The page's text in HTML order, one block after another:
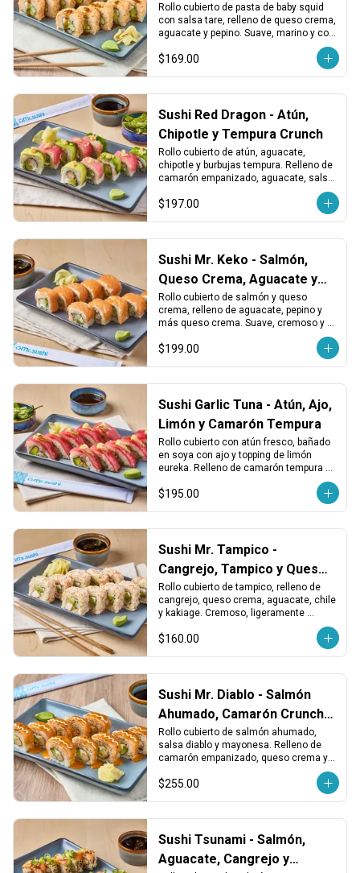
Crema
Rollo cubierto de pasta de baby squid
con salsa tare, relleno de queso crema,
aguacate y pepino. Suave, marino y con
$169.00
Sushi Red Dragon - Atún,
Chipotle y Tempura Crunch
Rollo cubierto de atún, aguacate,
chipotle y burbujas tempura. Relleno de
camarón empanizado, aguacate, salsa
Intenso, crujiente y adictivo.
$197.00
Sushi Mr. Keko - Salmón,
Queso Crema, Aguacate y
Pepino
Rollo cubierto de salmón y queso
crema, relleno de aguacate, pepino y
más queso crema. Suave, cremoso y
con un toque fresco en cada bocado.
$199.00
Sushi Garlic Tuna - Atún, Ajo,
Limón y Camarón Tempura
Rollo cubierto con atún fresco, bañado
en soya con ajo y topping de limón
eureka. Relleno de camarón tempura y
toque crujiente.
$195.00
Sushi Mr. Tampico -
Cangrejo, Tampico y Queso
Crema
Rollo cubierto de tampico, relleno de
cangrejo, queso crema, aguacate, chile
y kakiage. Cremoso, ligeramente
$160.00
Sushi Mr. Diablo - Salmón
Ahumado, Camarón Crunchy
y Queso
Rollo cubierto de salmón ahumado,
salsa diablo y mayonesa. Relleno de
camarón empanizado, queso crema y
cremoso.
$255.00
Sushi Tsunami - Salmón,
Aguacate, Cangrejo y